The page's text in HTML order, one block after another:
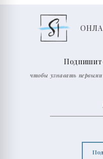
чтобы узнавать